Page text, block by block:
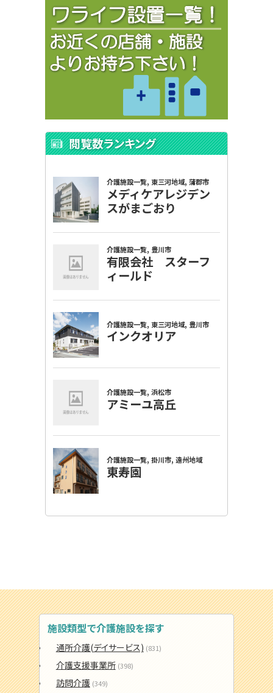
閲覧数ランキング
施設類型で介護施設を探す
通所介護(デイサービス) (831)
介護支援事業所 (398)
訪問介護 (349)